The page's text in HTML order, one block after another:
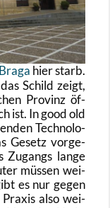
hier starb.
Schild zeigt,
Pro­vinz öf­
ist. In good old
Tech­no­lo­
Ge­setz vor­ge­
Zu­gangs lange
müs­sen wei­
es nur gegen
also wei­